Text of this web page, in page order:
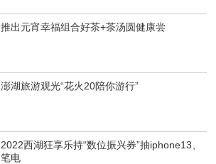
推出元宵幸福组合好茶+茶汤圆健康尝
澎湖旅游观光“花火20陪你游行”
2022西湖狂享乐持“数位振兴券”抽iphone13、
笔电